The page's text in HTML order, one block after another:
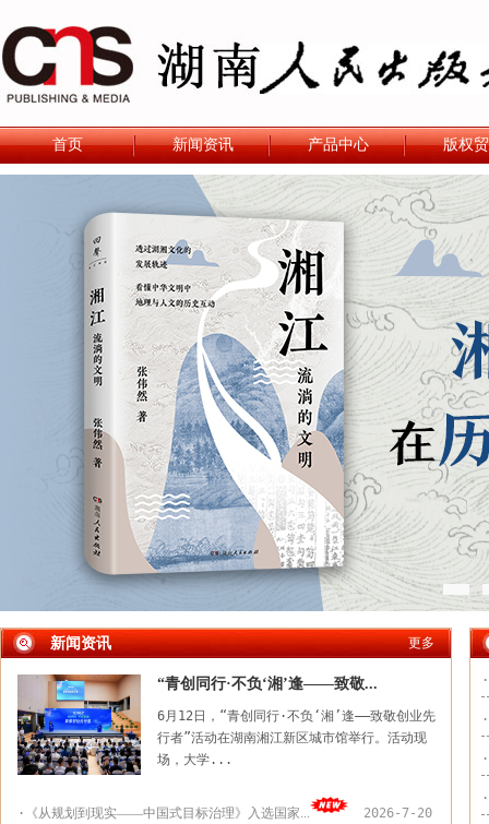
首页 新闻资讯 产品中心 版权
新闻资讯 更多
“青创同行·不负‘湘’逢——致敬...
6月12日，“青创同行·不负‘湘’逢——致敬创业先
行者”活动在湖南湘江新区城市馆举行。活动现
场，大学...
· 《从规划到现实——中国式目标治理》入选国家... 2026-7-20
·
·
·
·